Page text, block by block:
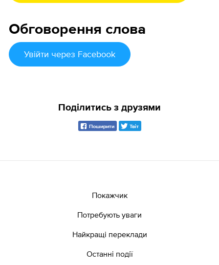
Обговорення слова
Увійти через Facebook
Поділитись з друзями
Поширити Твіт
Покажчик
Потребують уваги
Найкращі переклади
Останні події